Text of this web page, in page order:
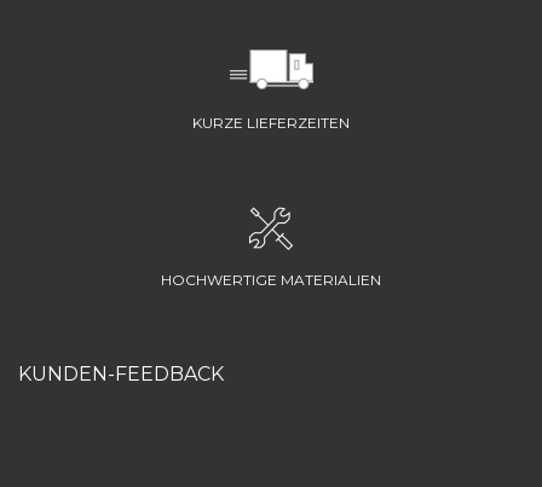
KURZE LIEFERZEITEN
HOCHWERTIGE MATERIALIEN
KUNDEN-FEEDBACK